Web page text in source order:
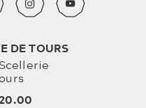
DE TOURS